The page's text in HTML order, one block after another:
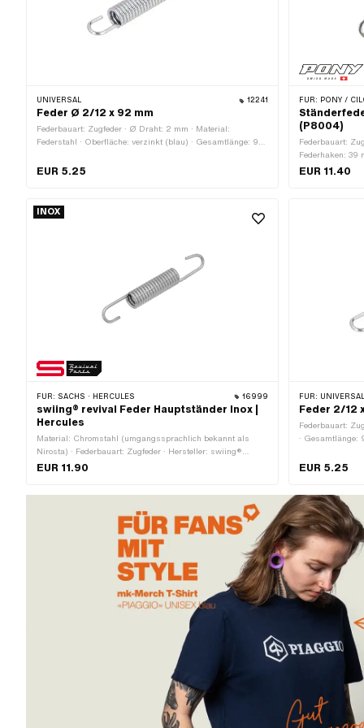
UNIVERSAL 12241
Feder Ø 2/12 x 92 mm
Federbauart: Zugfeder · Ø Draht: 2 mm · Material:
Federstahl · Oberfläche: verzinkt (blau) · Gesamtlänge: 92
EUR 5.25
FÜR: PONY /
(P8004)
Federbauart:
Federhaken: 39
Hersteller: Pony
EUR 11.40
INOX
FÜR: SACHS · HERCULES 16999
swiing® revival Feder Hauptständer Inox |
Hercules
Material: Chromstahl (umgangssprachlich bekannt als
Nirosta) · Federbauart: Zugfeder · Hersteller: swiing®
revival parts · Ø Draht: 2 mm · Gesamtlänge: 80 mm
EUR 11.90
FÜR:
Feder 2/12
Federbauart:
· Gesamtlänge:
EUR 5.25